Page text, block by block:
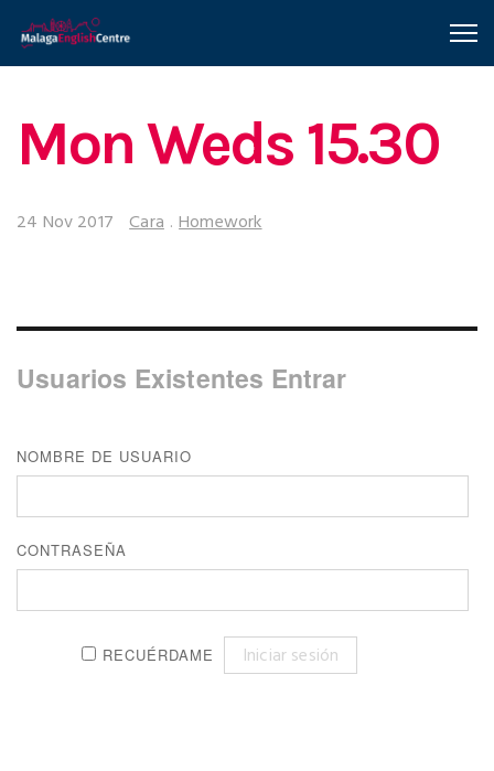
Mon Weds 15.30
24 Nov 2017 Cara . Homework
Usuarios Existentes Entrar
NOMBRE DE USUARIO
CONTRASEÑA
RECUÉRDAME